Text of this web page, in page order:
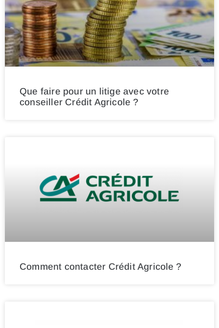
Que faire pour un litige avec votre
conseiller Crédit Agricole ?
Comment contacter Crédit Agricole ?